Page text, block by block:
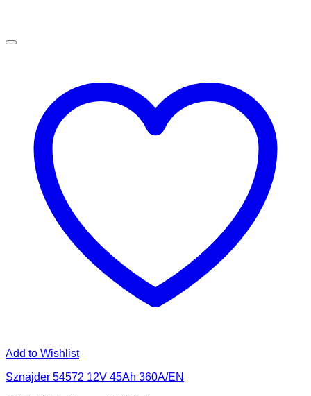
Add to Wishlist
Sznajder 54572 12V 45Ah 360A/EN